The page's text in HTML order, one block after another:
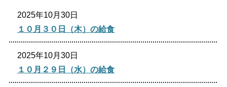
図書館
生涯学習
2025年10月30日
１０月３０日（木）の給食
2025年10月30日
１０月２９日（水）の給食